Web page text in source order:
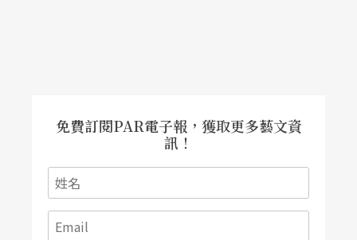
免費訂閱PAR電子報，獲取更多藝文資
訊！